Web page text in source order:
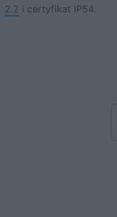
2.2 i certyfikat IP54.